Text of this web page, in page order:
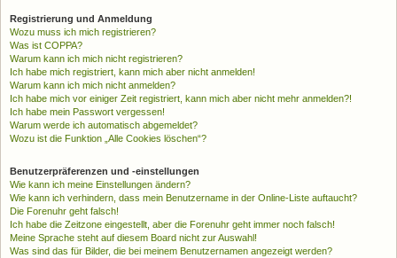
Registrierung und Anmeldung
Wozu muss ich mich registrieren?
Was ist COPPA?
Warum kann ich mich nicht registrieren?
Ich habe mich registriert, kann mich aber nicht anmelden!
Warum kann ich mich nicht anmelden?
Ich habe mich vor einiger Zeit registriert, kann mich aber nicht mehr anmelden?!
Ich habe mein Passwort vergessen!
Warum werde ich automatisch abgemeldet?
Wozu ist die Funktion „Alle Cookies löschen“?
Benutzerpräferenzen und -einstellungen
Wie kann ich meine Einstellungen ändern?
Wie kann ich verhindern, dass mein Benutzername in der Online-Liste auftaucht?
Die Forenuhr geht falsch!
Ich habe die Zeitzone eingestellt, aber die Forenuhr geht immer noch falsch!
Meine Sprache steht auf diesem Board nicht zur Auswahl!
Was sind das für Bilder, die bei meinem Benutzernamen angezeigt werden?